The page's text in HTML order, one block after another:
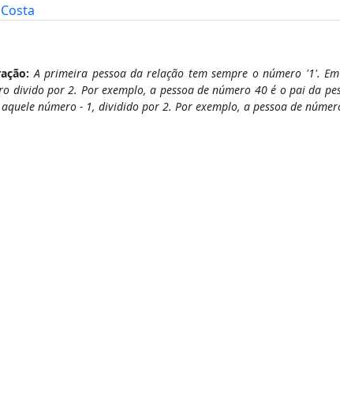
A primeira pessoa da relação tem sempre o número '1'.
divido por 2. Por exemplo, a pessoa de número 40 é o pai da
número - 1, dividido por 2. Por exemplo, a pessoa de